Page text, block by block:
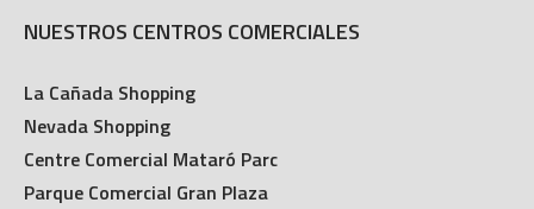
NUESTROS CENTROS COMERCIALES
La Cañada Shopping
Nevada Shopping
Centre Comercial Mataró Parc
Parque Comercial Gran Plaza